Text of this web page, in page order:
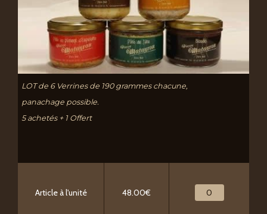
LOT de 6 Verrines de 190 grammes chacune,
panachage possible.
5 achetés + 1 Offert
Article à l'unité 48.00€